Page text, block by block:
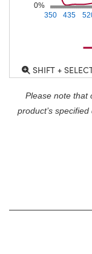
350 435
0%
SHIFT +
Please note that
product’s